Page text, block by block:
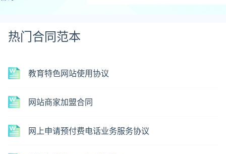
热门合同范本
教育特色网站使用协议
网站商家加盟合同
网上申请预付费电话业务服务协议